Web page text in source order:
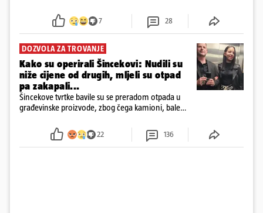
7 28
DOZVOLA ZA TROVANJE
Kako su operirali Šincekovi: Nudili su
niže cijene od drugih, mljeli su otpad
pa zakapali...
Šincekove tvrtke bavile su se preradom otpada u
građevinske proizvode, zbog čega kamioni, bale
22 136